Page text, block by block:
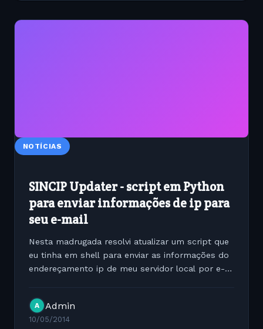
NOTÍCIAS
SINCIP Updater - script em Python
para enviar informações de ip para
seu e-mail
Nesta madrugada resolvi atualizar um script que
eu tinha em shell para enviar as informações do
endereçamento ip de meu servidor local por e-
que...
A Admin
10/05/2014